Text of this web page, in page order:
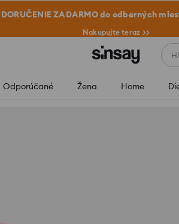
DORUČENIE ZADARMO do odberných
Nakupujte teraz >>
Odporúčané Žena Home